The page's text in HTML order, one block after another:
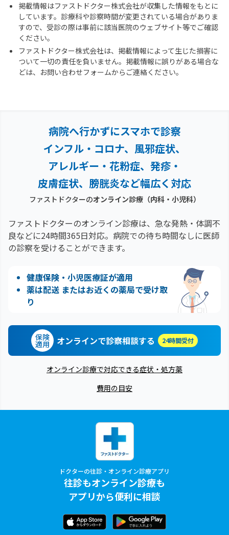
掲載情報はファストドクター株式会社が収集した情報をもとに
しています。診療科や診察時間が変更されている場合がありま
すので、受診の際は事前に該当医院のウェブサイト等でご確認
ください。
ファストドクター株式会社は、掲載情報によって生じた損害に
ついて一切の責任を負いません。掲載情報に誤りがある場合な
どは、お問い合わせフォームからご連絡ください。
病院へ行かずにスマホで診察
インフル・コロナ、風邪症状、
アレルギー・花粉症、 発疹・
皮膚症状、膀胱炎など幅広く対応
ファストドクターのオンライン診療（内科・小児科）
ファストドクターのオンライン診療は、急な発熱・体調不
良などに24時間365日対応。 病院での待ち時間なしに医師
の診察を受けることができます。
健康保険・小児医療証が適用
薬は配送 またはお近くの薬局で受け取
り
保険
適用 オンラインで診察相談する 24時間受付
オンライン診療で対応できる症状・処方薬
費用の目安
ドクターの往診・オンライン診療アプリ
往診もオンライン診療も
アプリから便利に相談